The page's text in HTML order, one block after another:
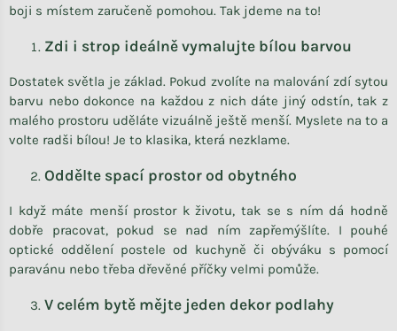
boji s místem zaručeně pomohou. Tak jdeme na to!
Zdi i strop ideálně vymalujte bílou barvou
Dostatek světla je základ. Pokud zvolíte na malování zdí sytou
barvu nebo dokonce na každou z nich dáte jiný odstín, tak z
malého prostoru uděláte vizuálně ještě menší. Myslete na to a
volte radši bílou! Je to klasika, která nezklame.
Oddělte spací prostor od obytného
I když máte menší prostor k životu, tak se s ním dá hodně
dobře pracovat, pokud se nad ním zapřemýšlíte. I pouhé
optické oddělení postele od kuchyně či obýváku s pomocí
paravánu nebo třeba dřevěné příčky velmi pomůže.
V celém bytě mějte jeden dekor podlahy